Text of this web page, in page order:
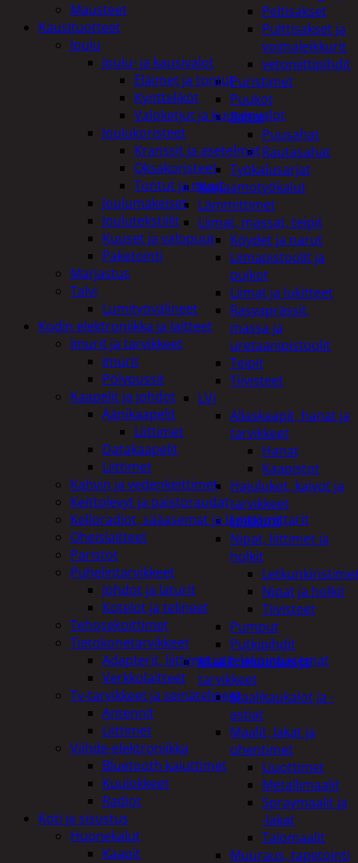
Peltisakset
Pulttisakset ja
voimaleikkurit
vetoniittipihdit
Puristimet
Puukot
Sahat
Puusahat
Rautasahat
Työkalusarjat
Korjaamotyökalut
Lämmittimet
Liimat, massat, teipit
Köydet ja narut
Liimapistoolit ja
puikot
Liimat ja lukitteet
Rasvaprässit,
massa ja
uretaanipistoolit
Teipit
Tiivisteet
LVI
Allaskaapit, hanat ja
tarvikkeet
Hanat
Kaapistot
Hajulukot, kaivot ja
tarvikkeet
Leikkurit
Nipat, liittimet ja
holkit
Nipat ja holkit
Tiivisteet
Pumput
Putkipihdit
Maalit, muuraus ja
tarvikkeet
Maalikaukalot ja -
astiat
Maalit, lakat ja
ohentimet
Liuottimet
Metallimaalit
Spraymaalit ja
-lakat
Talomaalit
Muuraus, tapetointi
Mausteet
Kausituotteet
Joulu
Joulu- ja kausivalot
Eläimet ja tontut
Kyntteliköt
Valoketjut ja kuusenvalot
Joulukoristeet
Kranssit ja asetelmat
Oksakoristeet
Tontut ja muut
Joulumakeiset
Joulutekstiilit
Kuuset ja valopuut
Paketointi
Marjastus
Talvi
Lumityövälineet
Kodin elektroniikka ja laitteet
Imurit ja tarvikkeet
Imurit
Pölypussit
Kaapelit ja johdot
Äänikaapelit
Liittimet
Datakaapelit
Liittimet
Kahvin ja vedenkeittimet
Keittolevyt ja paistoraudat
Kelloradiot, sääasemat ja lämpömittarit
Oheislaitteet
Paristot
Puhelintarvikkeet
Johdot ja laturit
Kotelot ja telineet
Tehosekoittimet
Tietokonetarvikkeet
Adapterit, liittimet ja telakointiasemat
Verkkolaitteet
Tv-tarvikkeet ja seinätelineet
Antennit
Liittimet
Viihde-elektroniikka
Bluetooth kaiuttimet
Kuulokkeet
Radiot
Koti ja sisustus
Huonekalut
Kaapit